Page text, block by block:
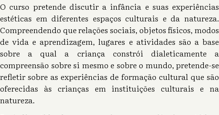
O curso pretende discutir a infância e suas experiências
estéticas em diferentes espaços culturais e da natureza.
Compreendendo que relações sociais, objetos físicos, modos
de vida e aprendizagem, lugares e atividades são a base
sobre a qual a criança constrói dialeticamente a
compreensão sobre si mesmo e sobre o mundo, pretende-se
refletir sobre as experiências de formação cultural que são
oferecidas às crianças em instituições culturais e na
natureza.